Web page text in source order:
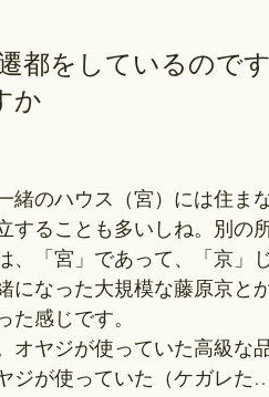
都をしているので
か
緒のハウス（宮）には住ま
することも多いしね。別の
「宮」であって、「京」
になった大規模な藤原京と
感じです。
オヤジが使っていた高級な
ジが使っていた（ケガレ